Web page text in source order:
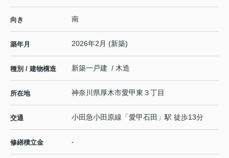
向き 南
築年月 2026年2月 (新築)
種別 / 建物構造 新築一戸建 / 木造
所在地 神奈川県厚木市愛甲東 ３丁目
交通 小田急小田原線 「愛甲石田 」駅 徒歩13分
修繕積立金 -